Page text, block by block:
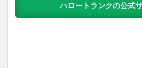
ハロートランクの公式